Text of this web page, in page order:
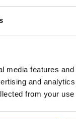
media features
and
from your